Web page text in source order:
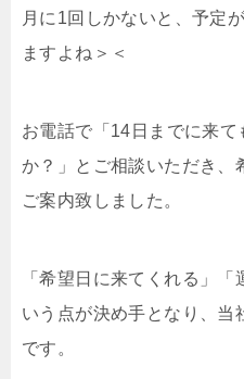
月に1回しかないと、予定
ますよね＞＜
お電話で「14日までに来
か？」とご相談いただき、
ご案内致しました。
「希望日に来てくれる」
いう点が決め手となり、当
です。